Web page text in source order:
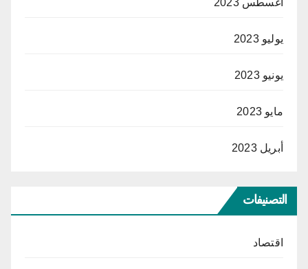
أغسطس 2023
يوليو 2023
يونيو 2023
مايو 2023
أبريل 2023
التصنيفات
اقتصاد